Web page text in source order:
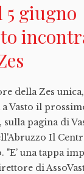
giugno
della Zes
Vasto il
pagina di
Il
"E’ una tappa
di